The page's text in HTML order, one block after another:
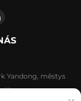
Yandong, městys
Heyuan